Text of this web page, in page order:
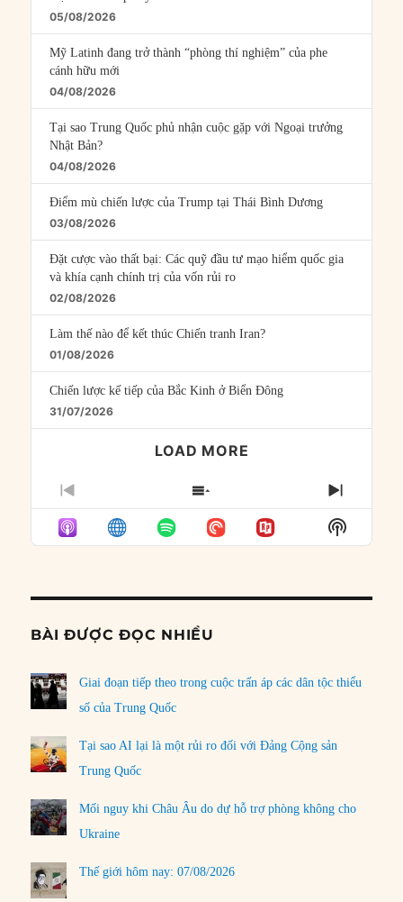
05/08/2026
Mỹ Latinh đang trở thành “phòng thí nghiệm” của phe
cánh hữu mới
04/08/2026
Tại sao Trung Quốc phủ nhận cuộc gặp với Ngoại trưởng
Nhật Bản?
04/08/2026
Điểm mù chiến lược của Trump tại Thái Bình Dương
03/08/2026
Đặt cược vào thất bại: Các quỹ đầu tư mạo hiểm quốc gia
và khía cạnh chính trị của vốn rủi ro
02/08/2026
Làm thế nào để kết thúc Chiến tranh Iran?
01/08/2026
Chiến lược kế tiếp của Bắc Kinh ở Biển Đông
31/07/2026
LOAD MORE
PREVIOUS
EPISODE
SHOW
EPISODES
LIST
NEXT
Show
Podcast
BÀI ĐƯỢC ĐỌC NHIỀU
Giai đoạn tiếp theo trong cuộc trấn áp các dân tộc thiểu
số của Trung Quốc
Tại sao AI lại là một rủi ro đối với Đảng Cộng sản
Trung Quốc
Mối nguy khi Châu Âu do dự hỗ trợ phòng không cho
Ukraine
Thế giới hôm nay: 07/08/2026